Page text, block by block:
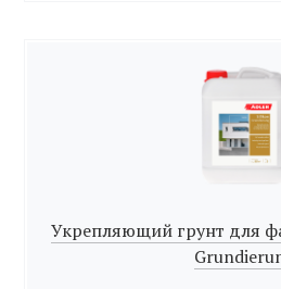
Укрепляющий грунт для